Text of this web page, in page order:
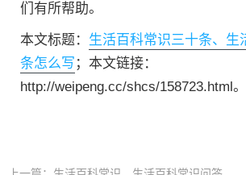
们有所帮助。
本文标题： 生活百科常识三十条、生
条怎么写 ；本文链接：
http://weipeng.cc/shcs/158723.html。